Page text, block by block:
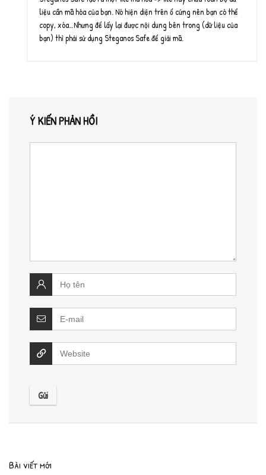
liệu cần mã hóa của bạn. Nó hiện diện trên ổ cứng nên bạn có thể
copy, xóa…Nhưng để lấy lại được nội dung bên trong (dữ liệu của
bạn) thì phải sử dụng Steganos Safe để giải mã.
Ý KIẾN PHẢN HỒI
Bài viết mới